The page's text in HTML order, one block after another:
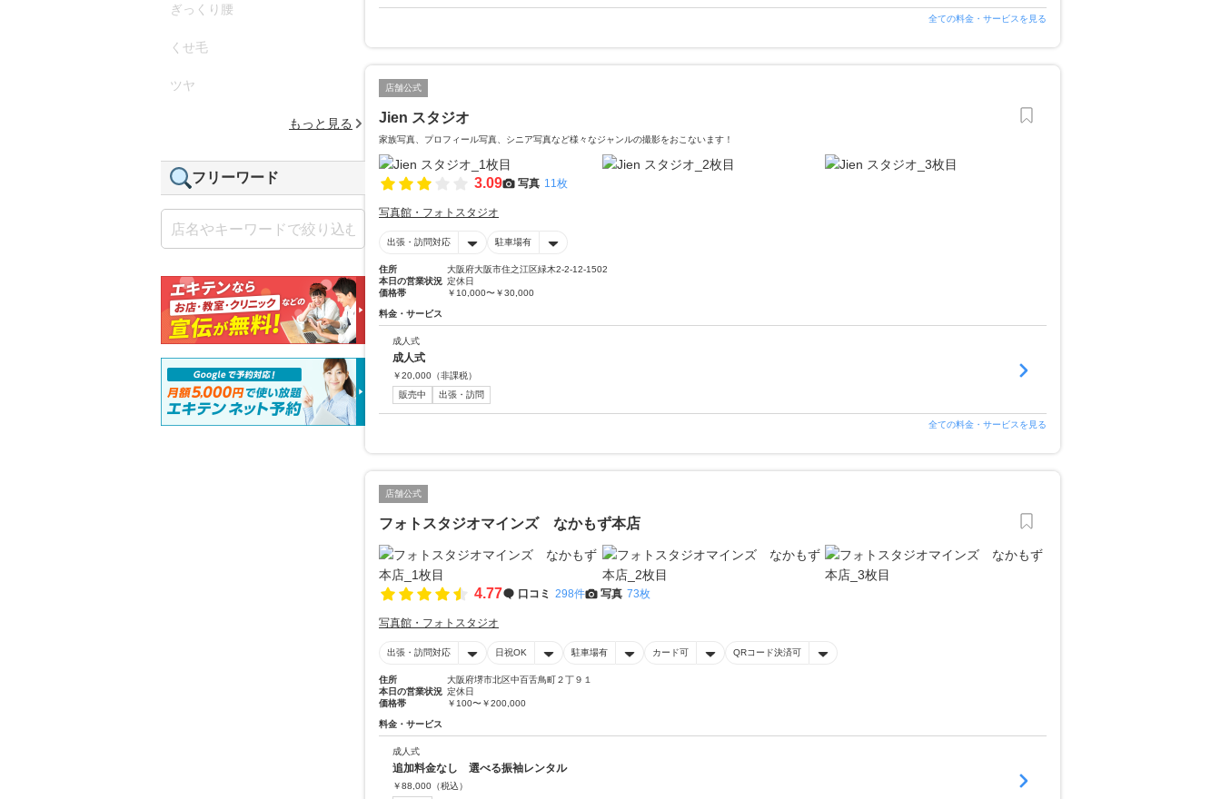
全ての料金・サービスを見る
店舗公式
Jien スタジオ
家族写真、プロフィール写真、シニア写真など様々なジャンルの撮影をおこないます！
3.09 写真 11枚
写真館・フォトスタジオ
出張・訪問対応 駐車場有
住所
大阪府大阪市住之江区緑木2-2-12-1502
本日の営業状況 定休日
価格帯
￥10,000〜￥30,000
料金・サービス
成人式
成人式
￥20,000 （非課税）
販売中
出張・訪問
全ての料金・サービスを見る
店舗公式
フォトスタジオマインズ なかもず本店
4.77 口コミ 298件 写真 73枚
写真館・フォトスタジオ
出張・訪問対応 日祝OK 駐車場有 カード可 QRコード決済可
住所
大阪府堺市北区中百舌鳥町２丁９１
本日の営業状況 定休日
価格帯
￥100〜￥200,000
料金・サービス
成人式
追加料金なし 選べる振袖レンタル
￥88,000 （税込）
ぎっくり腰
くせ毛
ツヤ
もっと見る
フリーワード